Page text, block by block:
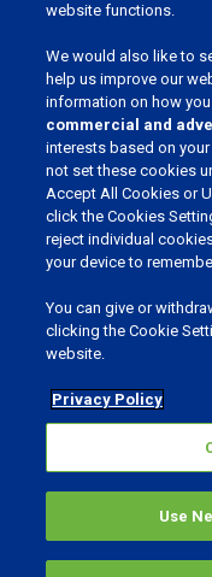
REJOIGNEZ NOTRE
CHOISSISSEZ VOTRE
Cookies Settings
Tous droits réservés.
website functions.
We would also like to
help us improve our
information on how
commercial and
interests based on
not set these cookies
Accept All Cookies or
click the Cookies
reject individual
your device to
You can give or
clicking the Cookie
website.
Privacy Policy
Use